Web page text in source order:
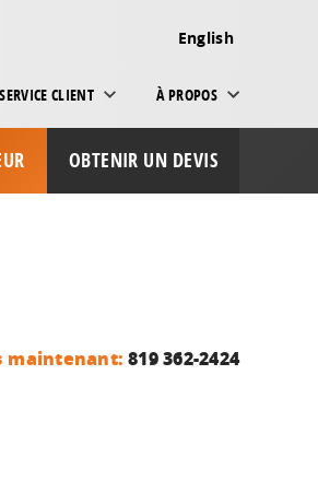
English
SERVICE CLIENT À PROPOS
OBTENIR UN DEVIS
maintenant: 819 362-2424